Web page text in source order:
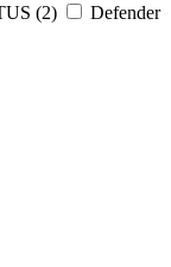
(2)
Defender